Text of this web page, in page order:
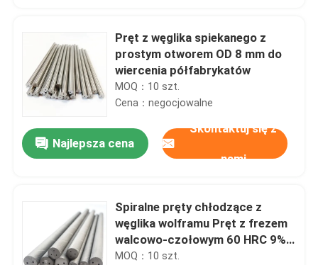
Pręt z węglika spiekanego z
prostym otworem OD 8 mm do
wiercenia półfabrykatów
MOQ：10 szt.
Cena：negocjowalne
Najlepsza cena
Skontaktuj się z
nami
Spiralne pręty chłodzące z
węglika wolframu Pręt z frezem
walcowo-czołowym 60 HRC 9%
spoiwo
MOQ：10 szt.